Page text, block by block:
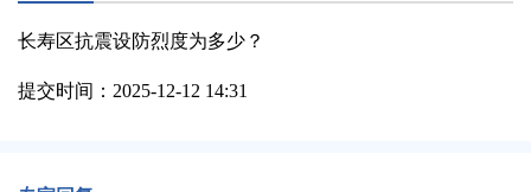
长寿区抗震设防烈度为多少？
提交时间：2025-12-12 14:31